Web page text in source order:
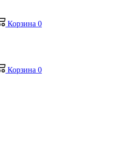
Корзина 0
Корзина 0